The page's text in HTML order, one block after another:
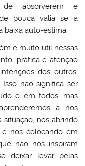
de absorverem e
pouca valia se a
baixa auto-estima.
é muito útil nessas
prática e atenção
dos outros,
não significa ser
e em todos, mas
a nos
situação, nos abrindo
e nos colocando em
não nos inspiram
deixar levar pelas